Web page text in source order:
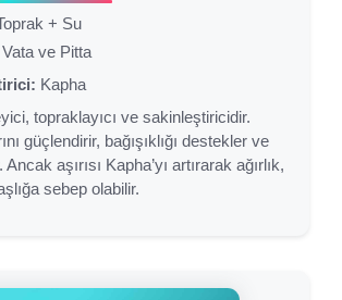
+ Su
Vata ve Pitta
Kapha
topraklayıcı ve sakinleştiricidir.
güçlendirir, bağışıklığı destekler ve
Ancak aşırısı Kapha’yı artırarak ağırlık,
sebep olabilir.